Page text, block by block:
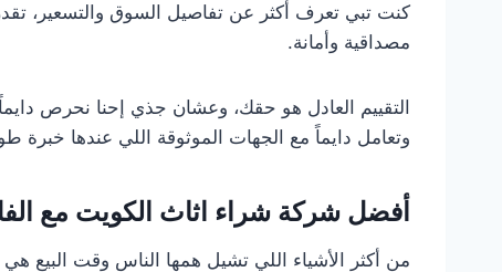
كنت تبي تعرف أكثر عن تفاصيل السوق والتسعير،
مصداقية وأمانة.
التقييم العادل هو حقك، وعشان جذي إحنا نحرص
وتعامل دايماً مع الجهات الموثوقة اللي عندها خبرة
أفضل شركة شراء اثاث الكويت مع
من أكثر الأشياء اللي تشيل همها الناس وقت البيع